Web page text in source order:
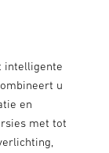
intelligente
u
en
met tot